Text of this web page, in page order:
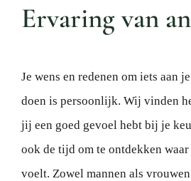
Ervaring van
Je wens en redenen om iets aan je
doen is persoonlijk. Wij vinden
jij een goed gevoel hebt bij je
ook de tijd om te ontdekken
voelt. Zowel mannen als